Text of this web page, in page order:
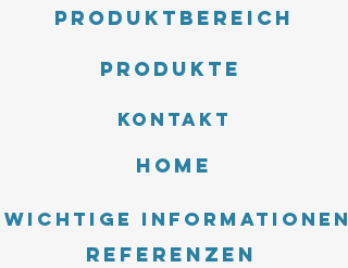
Produktbereich
Produkte
Kontakt
Home
Wichtige Informationen
Referenzen